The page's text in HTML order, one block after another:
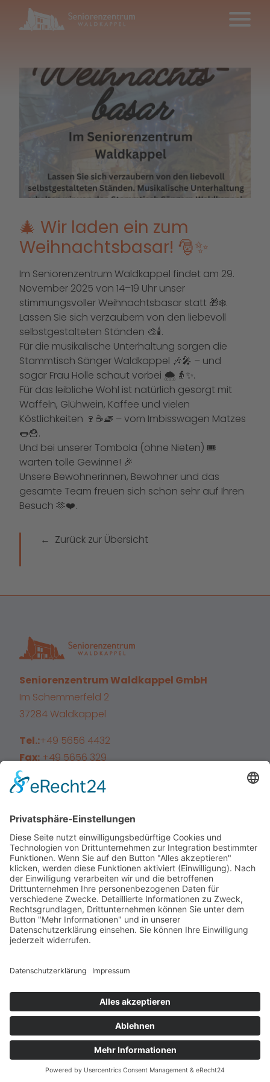
🎄 Wir laden ein zum
Weihnachtsbasar! 🎅✨
Im Seniorenzentrum Waldkappel findet am 29.
November 2025 von 14–19 Uhr unser
stimmungsvoller Weihnachtsbasar statt 🎁❄️.
Lassen Sie sich verzaubern von den liebevoll
selbstgestalteten Ständen 🎨🕯️.
Für die musikalische Unterhaltung sorgen die
Stammtisch Sänger Waldkappel 🎶🎤 – und
sogar Frau Holle schaut vorbei 🌨️👵✨.
Für das leibliche Wohl ist natürlich gesorgt mit
Waffeln, Glühwein, Kaffee und vielen
Köstlichkeiten 🍷☕🧇 – vom Imbisswagen Matzes
🌭🍟.
Und bei unserer Tombola (ohne Nieten) 🎟️
warten tolle Gewinne! 🎉
Unsere Bewohnerinnen, Bewohner und das
gesamte Team freuen sich schon sehr auf Ihren
Besuch 🫶❤️.
Zurück zur Übersicht
Seniorenzentrum Waldkappel GmbH
Im Schemmerfeld 2
37284 Waldkappel
Tel.:+49 5656 4432
Fax:+49 5656 329
E-Mail:info@sz-waldkappel.de
Instagram
Home
Über uns
Leistungen
Karriere
News
Kontakt
Impressum
Datenschutzerklärung